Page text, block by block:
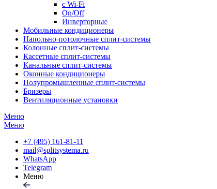
с Wi-Fi
On/Off
Инверторные
Мобильные кондиционеры
Напольно-потолоч​ные ​сплит-системы
Колонные ​​сплит-системы
Кассетные сплит-системы
Канальные сплит-системы
Оконные кондиционеры
Полупромышленные сплит-системы
Бризеры
Вентиляционные установки
Меню
Меню
+7 (495) 161-81-11
mail@splitsystema.ru
WhatsApp
Telegram
Меню